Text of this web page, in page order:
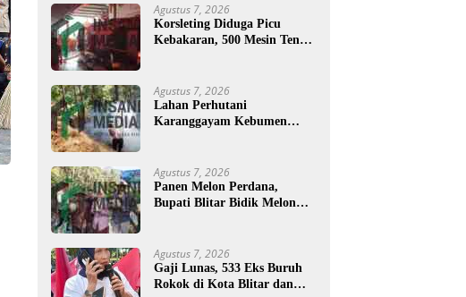
Agustus 7, 2026
Korsleting Diduga Picu
Kebakaran, 500 Mesin Tenun
Agustus 7, 2026
Lahan Perhutani
Karanggayam Kebumen
Agustus 7, 2026
Panen Melon Perdana,
Bupati Blitar Bidik Melon
Agustus 7, 2026
Gaji Lunas, 533 Eks Buruh
Rokok di Kota Blitar dan